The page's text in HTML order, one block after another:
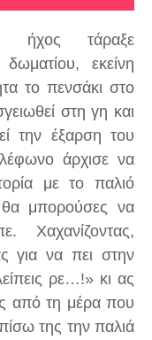
ήχος τάραξε
εκείνη
το πενσάκι στο
στη γη και
την έξαρση του
άρχισε να
με το παλιό
μπορούσες να
Χαχανίζοντας,
για να πει στην
ρε…!» κι ας
από τη μέρα που
της την παλιά